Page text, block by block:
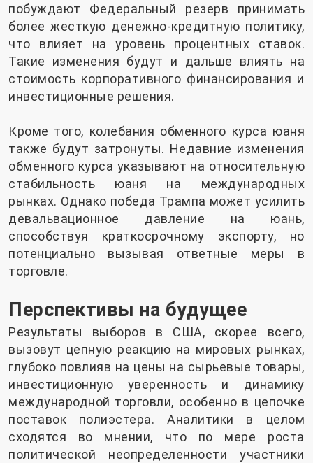
побуждают Федеральный резерв принимать
более жесткую денежно-кредитную политику,
что влияет на уровень процентных ставок.
Такие изменения будут и дальше влиять на
стоимость корпоративного финансирования и
инвестиционные решения.
Кроме того, колебания обменного курса юаня
также будут затронуты. Недавние изменения
обменного курса указывают на относительную
стабильность юаня на международных
рынках. Однако победа Трампа может усилить
девальвационное давление на юань,
способствуя краткосрочному экспорту, но
потенциально вызывая ответные меры в
торговле.
Перспективы на будущее
Результаты выборов в США, скорее всего,
вызовут цепную реакцию на мировых рынках,
глубоко повлияв на цены на сырьевые товары,
инвестиционную уверенность и динамику
международной торговли, особенно в цепочке
поставок полиэстера. Аналитики в целом
сходятся во мнении, что по мере роста
политической неопределенности участники